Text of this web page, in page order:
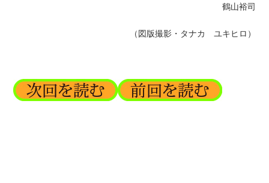
鶴山裕司
（図版撮影・タナカ ユキヒロ）